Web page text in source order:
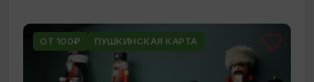
ОТ 100₽ ПУШКИНСКАЯ КАРТА